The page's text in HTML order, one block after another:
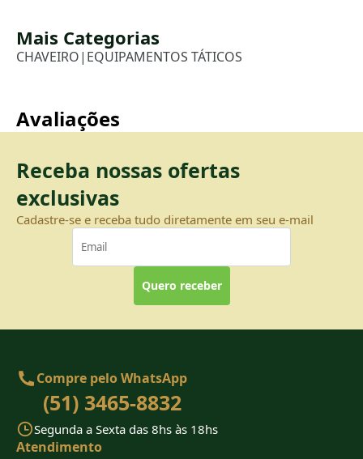
Mais Categorias
CHAVEIRO| EQUIPAMENTOS TÁTICOS
Avaliações
Receba nossas ofertas
exclusivas
Cadastre-se e receba tudo diretamente em seu e-mail
Quero receber
Compre pelo WhatsApp
(51) 3465-8832
Segunda a Sexta das 8hs às 18hs
Atendimento